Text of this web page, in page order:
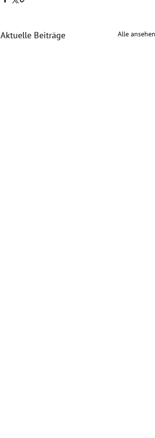
Aktuelle Beiträge Alle ansehen